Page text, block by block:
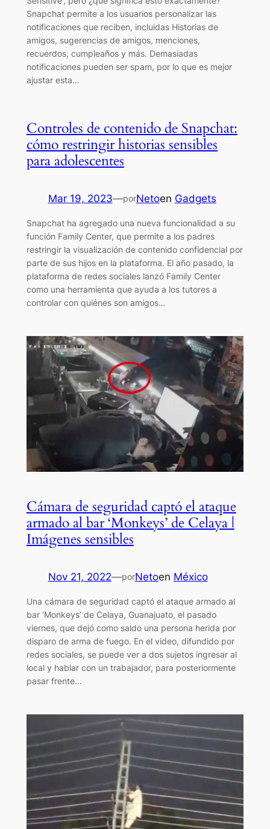
Snapchat permite a los usuarios personalizar las
notificaciones que reciben, incluidas Historias de
amigos, sugerencias de amigos, menciones,
recuerdos, cumpleaños y más. Demasiadas
notificaciones pueden ser spam, por lo que es mejor
ajustar esta…
Controles de contenido de Snapchat:
cómo restringir historias sensibles
para adolescentes
Mar 19, 2023—porNetoen Gadgets
Snapchat ha agregado una nueva funcionalidad a su
función Family Center, que permite a los padres
restringir la visualización de contenido confidencial por
parte de sus hijos en la plataforma. El año pasado, la
plataforma de redes sociales lanzó Family Center
como una herramienta que ayuda a los tutores a
controlar con quiénes son amigos…
Cámara de seguridad captó el ataque
armado al bar ‘Monkeys’ de Celaya |
Imágenes sensibles
Nov 21, 2022—porNetoen México
Una cámara de seguridad captó el ataque armado al
bar ‘Monkeys’ de Celaya, Guanajuato, el pasado
viernes, que dejó como saldo una persona herida por
disparo de arma de fuego. En el video, difundido por
redes sociales, se puede ver a dos sujetos ingresar al
local y hablar con un trabajador, para posteriormente
pasar frente…